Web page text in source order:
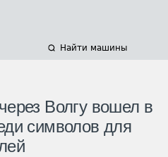
Найти машины
Волгу вошел в
символов для